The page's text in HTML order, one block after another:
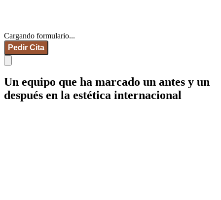
Cargando formulario...
Pedir Cita
Un equipo que ha marcado un antes y un
después en la estética internacional